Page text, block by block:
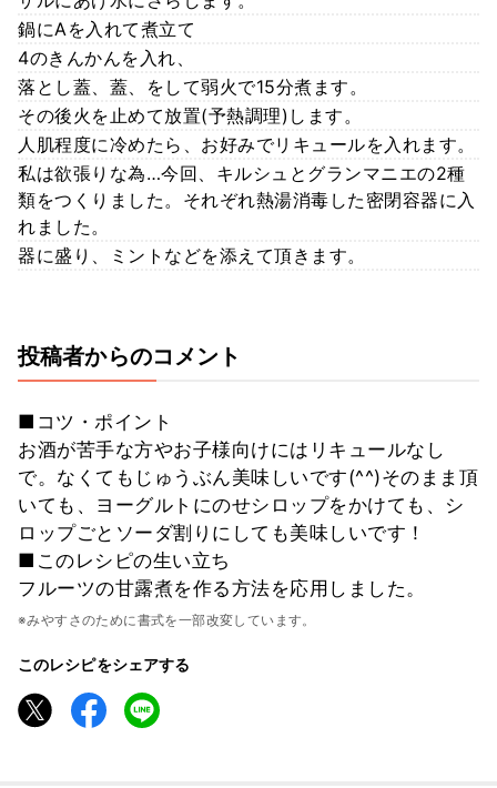
鍋にAを入れて煮立て
4のきんかんを入れ、
落とし蓋、蓋、をして弱火で15分煮ます。
その後火を止めて放置(予熱調理)します。
人肌程度に冷めたら、お好みでリキュールを入れます。
私は欲張りな為…今回、キルシュとグランマニエの2種
類をつくりました。それぞれ熱湯消毒した密閉容器に入
れました。
器に盛り、ミントなどを添えて頂きます。
投稿者からのコメント
■コツ・ポイント
お酒が苦手な方やお子様向けにはリキュールなし
で。なくてもじゅうぶん美味しいです(^^)そのまま頂
いても、ヨーグルトにのせシロップをかけても、シ
ロップごとソーダ割りにしても美味しいです！
■このレシピの生い立ち
フルーツの甘露煮を作る方法を応用しました。
※みやすさのために書式を一部改変しています。
このレシピをシェアする